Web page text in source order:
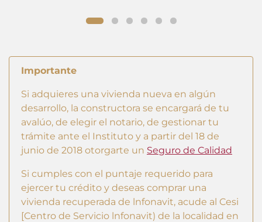
Importante
Si adquieres una vivienda nueva en algún
desarrollo, la constructora se encargará de tu
avalúo, de elegir el notario, de gestionar tu
trámite ante el Instituto y a partir del 18 de
junio de 2018 otorgarte un Seguro de Calidad
Si cumples con el puntaje requerido para
ejercer tu crédito y deseas comprar una
vivienda recuperada de lnfonavit, acude al Cesi
[Centro de Servicio lnfonavit) de la localidad en